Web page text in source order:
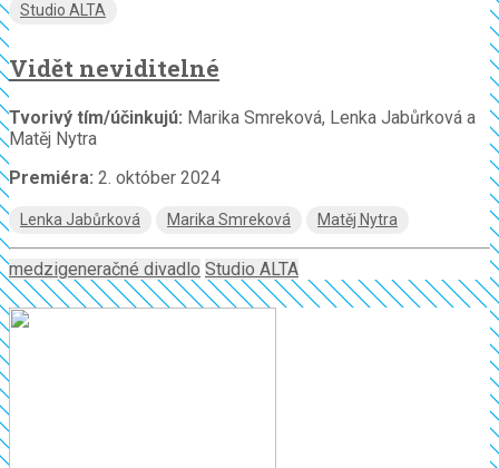
Studio ALTA
Vidět neviditelné
Tvorivý tím/účinkujú: Marika Smreková, Lenka Jabůrková a
Matěj Nytra
Premiéra: 2. október 2024
Lenka Jabůrková Marika Smreková Matěj Nytra
medzigeneračné divadlo Studio ALTA